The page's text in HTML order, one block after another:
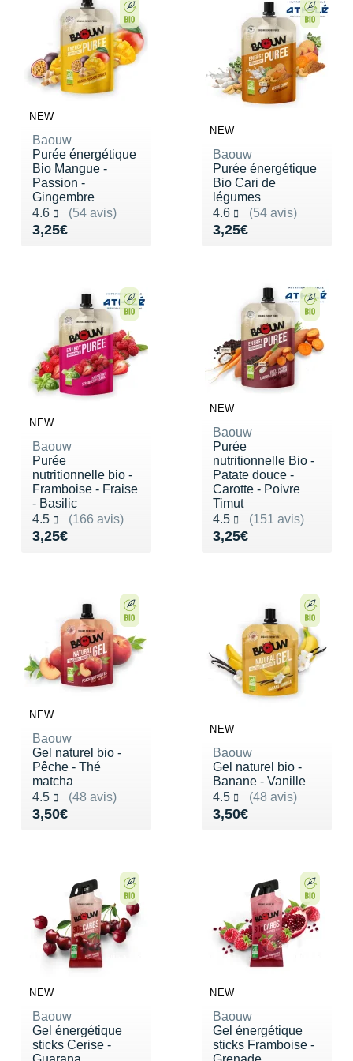
NEW
Baouw
Purée énergétique
Bio Mangue -
Passion -
Gingembre
4.6
(54 avis)
Noté 4.6 sur 5
3,25€
Vendu 3,25€
NEW
Baouw
Purée énergétique
Bio Cari de
légumes
4.6
(54 avis)
Noté 4.6 sur 5
3,25€
Vendu 3,25€
NEW
Baouw
Purée
nutritionnelle bio -
Framboise - Fraise
- Basilic
4.5
(166 avis)
Noté 4.5 sur 5
3,25€
Vendu 3,25€
NEW
Baouw
Purée
nutritionnelle Bio -
Patate douce -
Carotte - Poivre
Timut
4.5
(151 avis)
Noté 4.5 sur 5
3,25€
Vendu 3,25€
NEW
Baouw
Gel naturel bio -
Pêche - Thé
matcha
4.5
(48 avis)
Noté 4.5 sur 5
3,50€
Vendu 3,50€
NEW
Baouw
Gel naturel bio -
Banane - Vanille
4.5
(48 avis)
Noté 4.5 sur 5
3,50€
Vendu 3,50€
NEW
Baouw
Gel énergétique
sticks Cerise -
NEW
Baouw
Gel énergétique
sticks Framboise -
PAR MARQUES
DÉSTOCKAGE
+ Voir tous lesaccessoires
NNormal
Orca
OVERSTIMS
Patagonia
Raidlight
Reebok
Salomon
Saucony
Saxx
Scarpa
Smoon
Speedo
Suunto
Ta Energy
The North Face
Thuasne
X-Bionic
X-Socks